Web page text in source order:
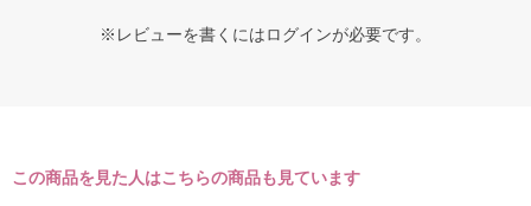
※レビューを書くにはログインが必要です。
この商品を見た人はこちらの商品も見ています